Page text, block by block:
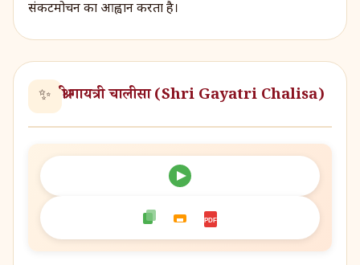
संकटमोचन का आह्वान करता है।
✨ श्री गायत्री चालीसा (Shri Gayatri Chalisa)
PDF